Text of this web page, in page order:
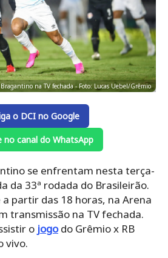
na TV fechada - Foto: Lucas Uebel/Grêmio
o DCI no Google
no canal do WhatsApp
se enfrentam nesta terça-
da 33ª rodada do Brasileirão.
partir das 18 horas, na Arena
transmissão na TV fechada.
o jogodo Grêmio x RB
vivo.